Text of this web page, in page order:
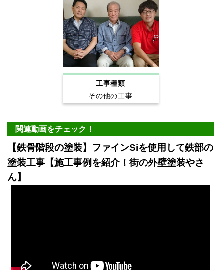
工事種類
その他の工事
関連動画をチェック！
【鉄骨階段の塗装】ファインSiを使用して鉄部の
塗装工事【施工事例を紹介！街の外壁塗装やさ
ん】